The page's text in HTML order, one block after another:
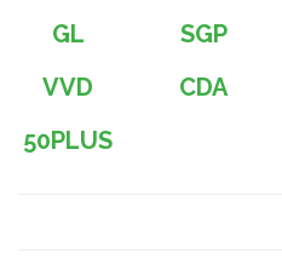
GL
SGP
VVD
CDA
50PLUS